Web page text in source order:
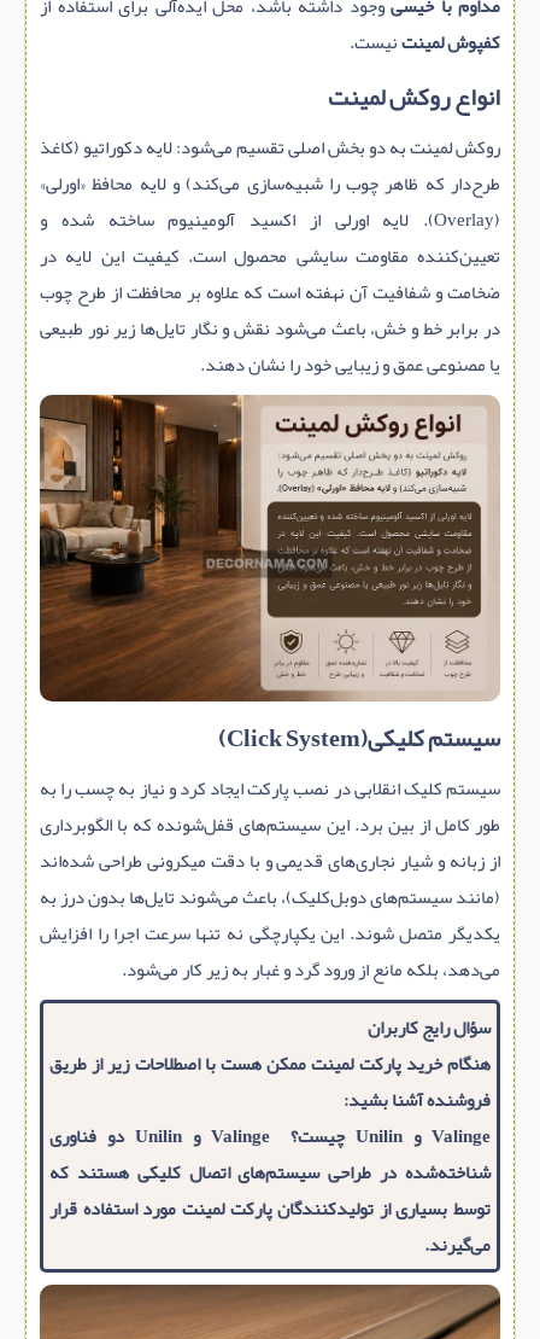
کفپوش لمینتنیست.
انواع روکش لمینت
روکش لمینت به دو بخش اصلی تقسیم می‌شود: لایه دکوراتیو (کاغذ
طرح‌دار که ظاهر چوب را شبیه‌سازی می‌کند) و لایه محافظ «اورلی»
(Overlay). لایه اورلی از اکسید آلومینیوم ساخته شده و
تعیین‌کننده مقاومت سایشی محصول است. کیفیت این لایه در
ضخامت و شفافیت آن نهفته است که علاوه بر محافظت از طرح چوب
در برابر خط و خش، باعث می‌شود نقش و نگار تایل‌ها زیر نور طبیعی
یا مصنوعی عمق و زیبایی خود را نشان دهند.
سیستم کلیکی(Click System)
سیستم کلیک انقلابی در نصب پارکت ایجاد کرد و نیاز به چسب را به
طور کامل از بین برد. این سیستم‌های قفل‌شونده که با الگوبرداری
از زبانه و شیار نجاری‌های قدیمی و با دقت میکرونی طراحی شده‌اند
(مانند سیستم‌های دوبل‌کلیک)، باعث می‌شوند تایل‌ها بدون درز به
یکدیگر متصل شوند. این یکپارچگی نه تنها سرعت اجرا را افزایش
می‌دهد، بلکه مانع از ورود گرد و غبار به زیر کار می‌شود.
سؤال رایج کاربران
هنگام خرید پارکت لمینت ممکن هست با اصطلاحات زیر از طریق
فروشنده آشنا بشید:
Valinge و Unilin چیست؟ Valinge و Unilin دو فناوری
شناخته‌شده در طراحی سیستم‌های اتصال کلیکی هستند که
توسط بسیاری از تولیدکنندگان پارکت لمینت مورد استفاده قرار
می‌گیرند.